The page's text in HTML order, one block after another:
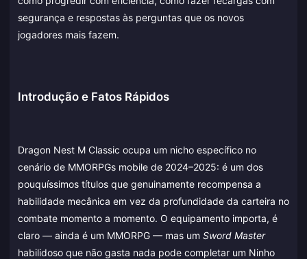
segurança e respostas às perguntas que os novos
jogadores mais fazem.
Introdução e Fatos Rápidos
Dragon Nest M Classic ocupa um nicho específico no
cenário de MMORPGs mobile de 2024–2025: é um dos
pouquíssimos títulos que genuinamente recompensa a
habilidade mecânica em vez da profundidade da carteira no
combate momento a momento. O equipamento importa, é
claro — ainda é um MMORPG — mas um Sword Master
habilidoso que não gasta nada pode completar um Ninho